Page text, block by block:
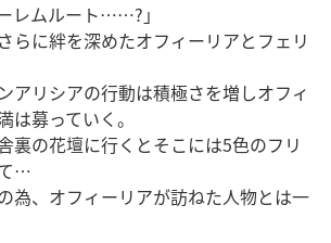
レムルート……?」
らに絆を深めたオフィーリアとフェリ
アリシアの行動は積極さを増しオフィ
は募っていく。
裏の花壇に行くとそこには5色のフリ
…
為、オフィーリアが訪ねた人物とは一